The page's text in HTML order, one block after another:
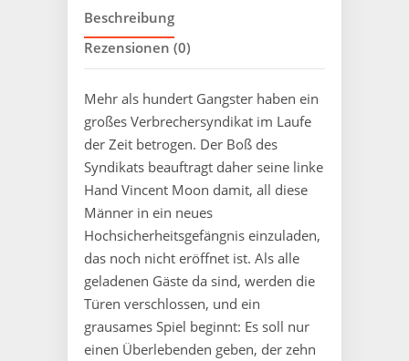
Beschreibung
Rezensionen (0)
Mehr als hundert Gangster haben ein
großes Verbrechersyndikat im Laufe
der Zeit betrogen. Der Boß des
Syndikats beauftragt daher seine linke
Hand Vincent Moon damit, all diese
Männer in ein neues
Hochsicherheitsgefängnis einzuladen,
das noch nicht eröffnet ist. Als alle
geladenen Gäste da sind, werden die
Türen verschlossen, und ein
grausames Spiel beginnt: Es soll nur
einen Überlebenden geben, der zehn